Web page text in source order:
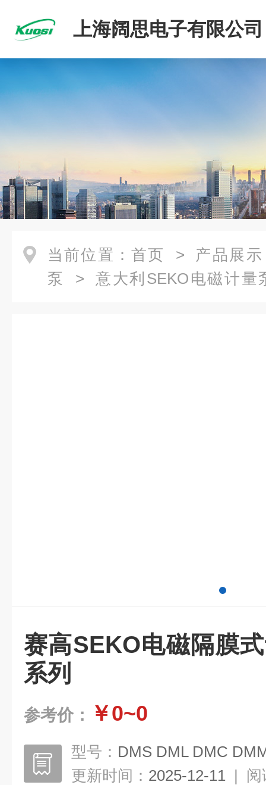
上海阔思电子有限公司
当前位置： 首页 > 产品展示
泵
> 意大利SEKO电磁计量
赛高SEKO电磁隔膜
系列
参考价： ￥0~0
型号： DMS DML DMC
更新时间： 2025-12-11 | 阅